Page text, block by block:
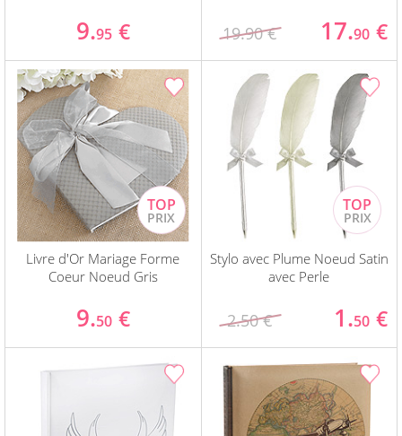
9.95 € 19.90 € 17.90 €
Livre d'Or Mariage Forme
Coeur Noeud Gris
9.50 €
Stylo avec Plume Noeud Satin
avec Perle
2.50 € 1.50 €